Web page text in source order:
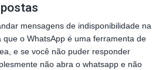
mensagens de indisponibilidade na
o WhatsApp é uma ferramenta de
e se você não puder responder
não abra o whatsapp e não